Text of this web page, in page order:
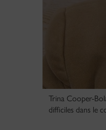
Trina Cooper-
difficiles dans le